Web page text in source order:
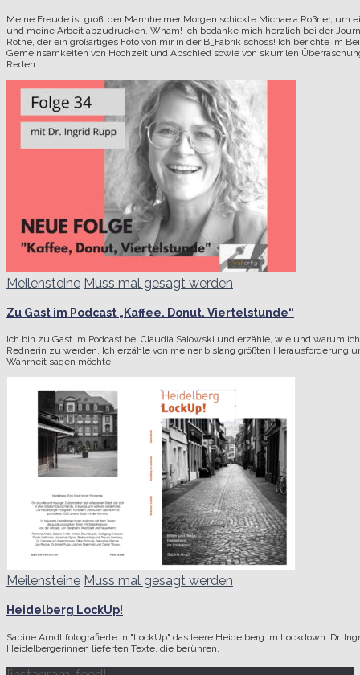
Meine Freude ist groß: der Mannheimer Morgen schickte Michaela Roßner, um
und meine Arbeit abzudrucken. Wham! Ich bedanke mich herzlich bei der
Rothe, der ein großartiges Foto von mir in der B_Fabrik schoss! Ich berichte im
Gemeinsamkeiten von Hochzeit und Abschied sowie von skurrilen
Reden.
Meilensteine Muss mal gesagt werden
Zu Gast im Podcast „Kaffee. Donut. Viertelstunde“
Ich bin zu Gast im Podcast bei Claudia Salowski und erzähle, wie und warum
Rednerin zu werden. Ich erzähle von meiner bislang größten Herausforderung
Wahrheit sagen möchte.
Meilensteine Muss mal gesagt werden
Heidelberg LockUp!
Sabine Arndt fotografierte in "LockUp" das leere Heidelberg im Lockdown. Dr.
Heidelbergerinnen lieferten Texte, die berühren.